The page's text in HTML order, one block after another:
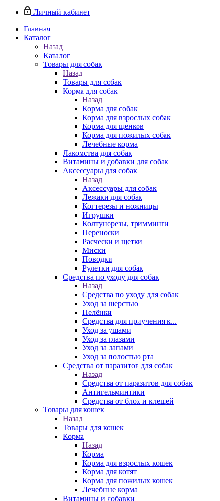
Личный кабинет
Главная
Каталог
Назад
Каталог
Товары для собак
Назад
Товары для собак
Корма для собак
Назад
Корма для собак
Корма для взрослых собак
Корма для щенков
Корма для пожилых собак
Лечебные корма
Лакомства для собак
Витамины и добавки для собак
Аксессуары для собак
Назад
Аксессуары для собак
Лежаки для собак
Когтерезы и ножницы
Игрушки
Колтунорезы, тримминги
Переноски
Расчески и щетки
Миски
Поводки
Рулетки для собак
Средства по уходу для собак
Назад
Средства по уходу для собак
Уход за шерстью
Пелёнки
Средства для приучения к...
Уход за ушами
Уход за глазами
Уход за лапами
Уход за полостью рта
Средства от паразитов для собак
Назад
Средства от паразитов для собак
Антигельминтики
Средства от блох и клещей
Товары для кошек
Назад
Товары для кошек
Корма
Назад
Корма
Корма для взрослых кошек
Корма для котят
Корма для пожилых кошек
Лечебные корма
Витамины и добавки